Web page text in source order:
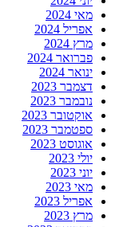
מאי 2024
אפריל 2024
מרץ 2024
פברואר 2024
ינואר 2024
דצמבר 2023
נובמבר 2023
אוקטובר 2023
ספטמבר 2023
אוגוסט 2023
יולי 2023
יוני 2023
מאי 2023
אפריל 2023
מרץ 2023